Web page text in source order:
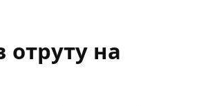
отруту на